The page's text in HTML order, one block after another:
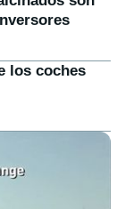
los coches